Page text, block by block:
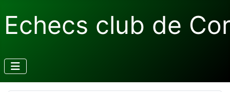
Echecs club de